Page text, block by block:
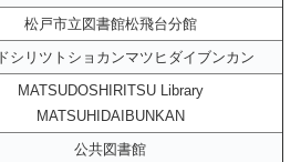
松戸市立図書館松飛台分館
シリツトショカンマツヒダイブンカン
MATSUDOSHIRITSU Library
MATSUHIDAIBUNKAN
公共図書館